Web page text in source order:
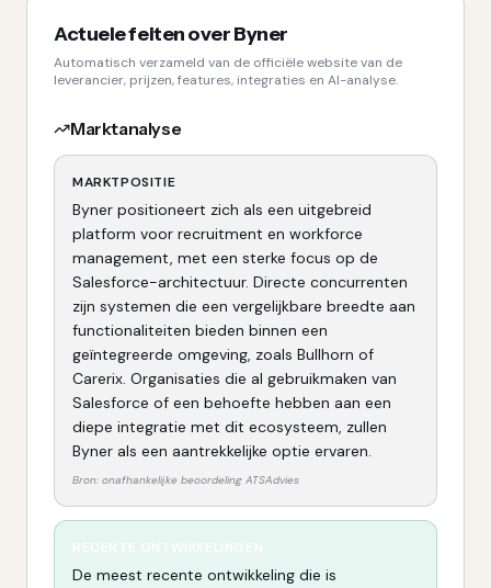
Actuele feiten overByner
Automatisch verzameld van de officiële website van de
leverancier, prijzen, features, integraties en AI-analyse.
Marktanalyse
MARKTPOSITIE
Byner positioneert zich als een uitgebreid
platform voor recruitment en workforce
management, met een sterke focus op de
Salesforce-architectuur. Directe concurrenten
zijn systemen die een vergelijkbare breedte aan
functionaliteiten bieden binnen een
geïntegreerde omgeving, zoals Bullhorn of
Carerix. Organisaties die al gebruikmaken van
Salesforce of een behoefte hebben aan een
diepe integratie met dit ecosysteem, zullen
Byner als een aantrekkelijke optie ervaren.
Bron: onafhankelijke beoordeling ATSAdvies
De meest recente ontwikkeling die is